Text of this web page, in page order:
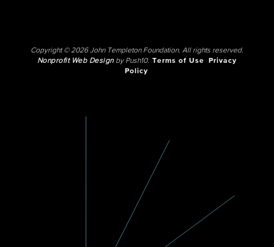
Copyright © 2026 John Templeton Foundation. All rights reserved.
Nonprofit Web Designby Push10. Terms of Use
Privacy
Policy